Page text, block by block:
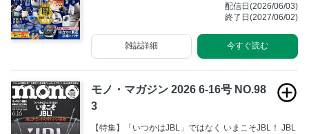
「家電批評」です！ ユーザー利益優先で家電のテスト
＆リポートを行う「賢い家電の買い物ガイド」、ぜひご
覧ください！
配信日(2026/06/03)
終了日(2027/06/02)
今すぐ読む
雑誌詳細
モノ・マガジン 2026 6-16号 NO.98
3
【特集】「いつかはJBL」ではなく いまこそJBL！ JBL